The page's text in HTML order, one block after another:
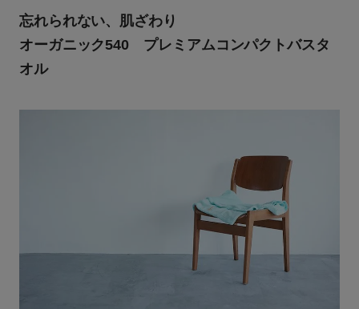
忘れられない、肌ざわり
オーガニック540 プレミアムコンパクトバスタ
オル